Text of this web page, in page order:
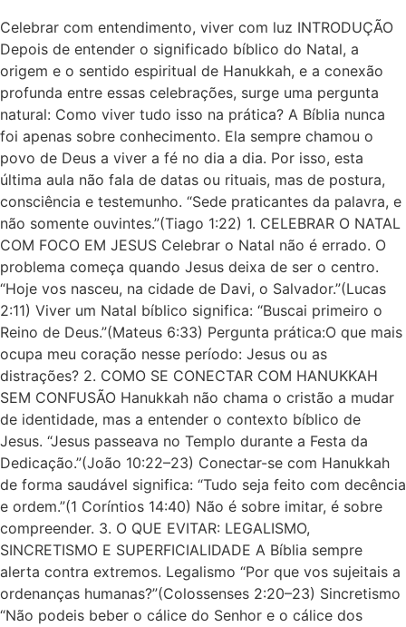
Celebrar com entendimento, viver com luz INTRODUÇÃO
Depois de entender o significado bíblico do Natal, a
origem e o sentido espiritual de Hanukkah, e a conexão
profunda entre essas celebrações, surge uma pergunta
natural: Como viver tudo isso na prática? A Bíblia nunca
foi apenas sobre conhecimento. Ela sempre chamou o
povo de Deus a viver a fé no dia a dia. Por isso, esta
última aula não fala de datas ou rituais, mas de postura,
consciência e testemunho. “Sede praticantes da palavra, e
não somente ouvintes.”(Tiago 1:22) 1. CELEBRAR O NATAL
COM FOCO EM JESUS Celebrar o Natal não é errado. O
problema começa quando Jesus deixa de ser o centro.
“Hoje vos nasceu, na cidade de Davi, o Salvador.”(Lucas
2:11) Viver um Natal bíblico significa: “Buscai primeiro o
Reino de Deus.”(Mateus 6:33) Pergunta prática:O que mais
ocupa meu coração nesse período: Jesus ou as
distrações? 2. COMO SE CONECTAR COM HANUKKAH
SEM CONFUSÃO Hanukkah não chama o cristão a mudar
de identidade, mas a entender o contexto bíblico de
Jesus. “Jesus passeava no Templo durante a Festa da
Dedicação.”(João 10:22–23) Conectar-se com Hanukkah
de forma saudável significa: “Tudo seja feito com decência
e ordem.”(1 Coríntios 14:40) Não é sobre imitar, é sobre
compreender. 3. O QUE EVITAR: LEGALISMO,
SINCRETISMO E SUPERFICIALIDADE A Bíblia sempre
alerta contra extremos. Legalismo “Por que vos sujeitais a
ordenanças humanas?”(Colossenses 2:20–23) Sincretismo
“Não podeis beber o cálice do Senhor e o cálice dos